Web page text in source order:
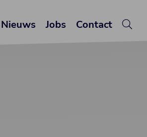
Nieuws Jobs Contact